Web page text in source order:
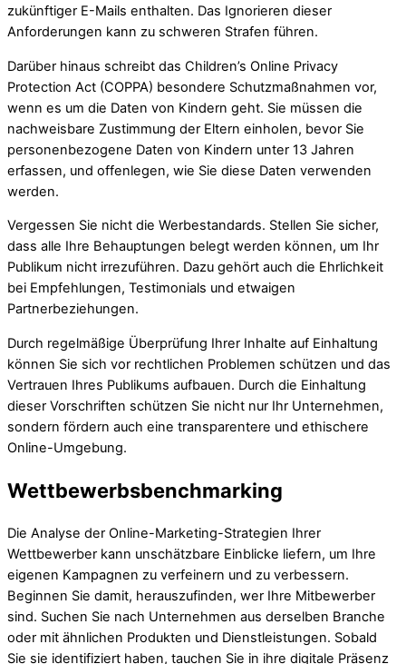
zukünftiger E-Mails enthalten. Das Ignorieren dieser
Anforderungen kann zu schweren Strafen führen.
Darüber hinaus schreibt das Children’s Online Privacy
Protection Act (COPPA) besondere Schutzmaßnahmen vor,
wenn es um die Daten von Kindern geht. Sie müssen die
nachweisbare Zustimmung der Eltern einholen, bevor Sie
personenbezogene Daten von Kindern unter 13 Jahren
erfassen, und offenlegen, wie Sie diese Daten verwenden
werden.
Vergessen Sie nicht die Werbestandards. Stellen Sie sicher,
dass alle Ihre Behauptungen belegt werden können, um Ihr
Publikum nicht irrezuführen. Dazu gehört auch die Ehrlichkeit
bei Empfehlungen, Testimonials und etwaigen
Partnerbeziehungen.
Durch regelmäßige Überprüfung Ihrer Inhalte auf Einhaltung
können Sie sich vor rechtlichen Problemen schützen und das
Vertrauen Ihres Publikums aufbauen. Durch die Einhaltung
dieser Vorschriften schützen Sie nicht nur Ihr Unternehmen,
sondern fördern auch eine transparentere und ethischere
Online-Umgebung.
Wettbewerbsbenchmarking
Die Analyse der Online-Marketing-Strategien Ihrer
Wettbewerber kann unschätzbare Einblicke liefern, um Ihre
eigenen Kampagnen zu verfeinern und zu verbessern.
Beginnen Sie damit, herauszufinden, wer Ihre Mitbewerber
sind. Suchen Sie nach Unternehmen aus derselben Branche
oder mit ähnlichen Produkten und Dienstleistungen. Sobald
Sie sie identifiziert haben, tauchen Sie in ihre digitale Präsenz